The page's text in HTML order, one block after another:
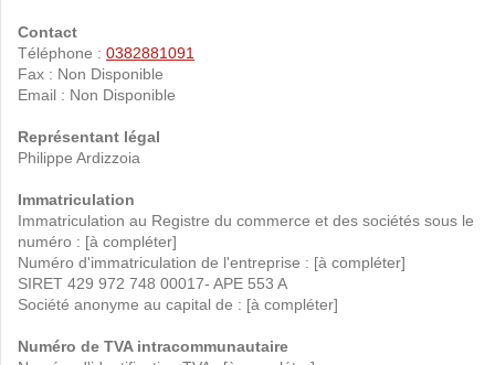
Contact
Téléphone : 0382881091
Fax : Non Disponible
Email : Non Disponible
Représentant légal
Philippe Ardizzoia
Immatriculation
Immatriculation au Registre du commerce et des sociétés sous le
numéro : [à compléter]
Numéro d'immatriculation de l'entreprise : [à compléter]
SIRET 429 972 748 00017- APE 553 A
Société anonyme au capital de : [à compléter]
Numéro de TVA intracommunautaire